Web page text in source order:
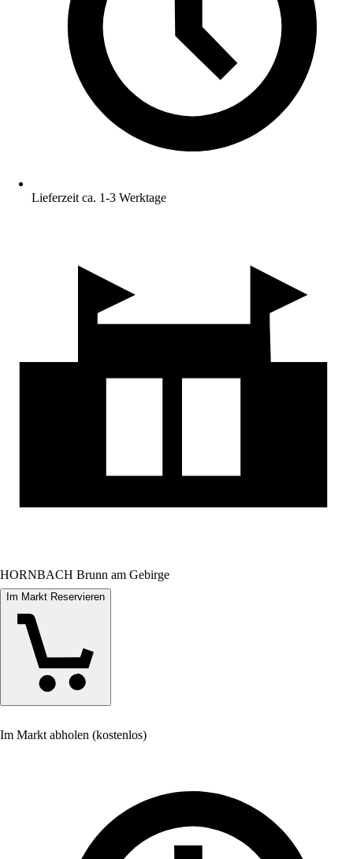
Lieferzeit ca. 1-3 Werktage
HORNBACH Brunn am Gebirge
Im Markt Reservieren
Im Markt abholen (kostenlos)